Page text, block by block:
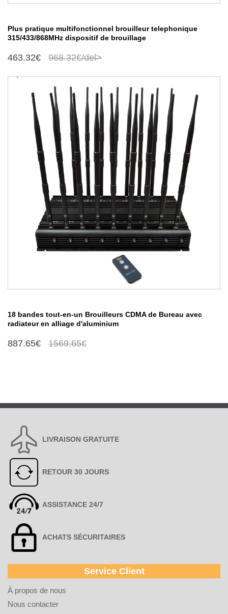
Plus pratique multifonctionnel brouilleur telephonique
315/433/868MHz dispositif de brouillage
463.32€ 968.32€/del>
18 bandes tout-en-un Brouilleurs CDMA de Bureau avec
radiateur en alliage d'aluminium
887.65€ 1569.65€
LIVRAISON GRATUITE
RETOUR 30 JOURS
ASSISTANCE 24/7
ACHATS SÉCURITAIRES
Service Client
À propos de nous
Nous contacter